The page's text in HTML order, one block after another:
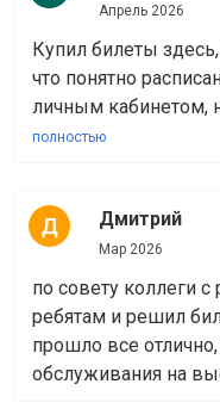
Апрель 2026
Купил билеты
что понятно
личным кабинетом,
полностью
Дмитрий
Мар 2026
по совету коллеги
ребятам и решил
прошло все
обслуживания на